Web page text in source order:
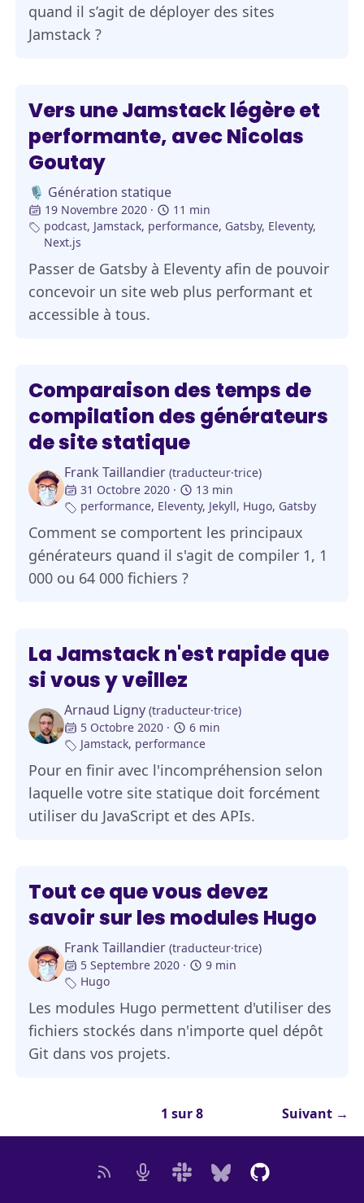
quand il s’agit de déployer des sites
Jamstack ?
Vers une Jamstack légère et
performante, avec Nicolas
Goutay
🎙️ Génération statique
19 Novembre 2020
11 min
podcast, Jamstack, performance, Gatsby, Eleventy,
Next.js
Passer de Gatsby à Eleventy afin de pouvoir
concevoir un site web plus performant et
accessible à tous.
Comparaison des temps de
compilation des générateurs
de site statique
Frank Taillandier (traducteur·trice)
31 Octobre 2020
13 min
performance, Eleventy, Jekyll, Hugo, Gatsby
Comment se comportent les principaux
générateurs quand il s'agit de compiler 1, 1
000 ou 64 000 fichiers ?
La Jamstack n'est rapide que
si vous y veillez
Arnaud Ligny (traducteur·trice)
5 Octobre 2020
6 min
Jamstack, performance
Pour en finir avec l'incompréhension selon
laquelle votre site statique doit forcément
utiliser du JavaScript et des APIs.
Tout ce que vous devez
savoir sur les modules Hugo
Frank Taillandier (traducteur·trice)
5 Septembre 2020
9 min
Hugo
Les modules Hugo permettent d'utiliser des
fichiers stockés dans n'importe quel dépôt
Git dans vos projets.
1 sur 8 Suivant →